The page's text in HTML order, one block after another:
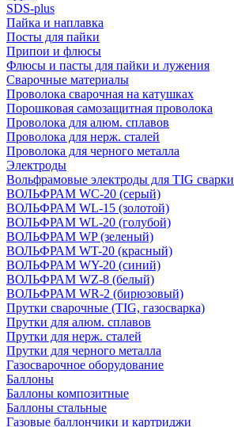
SDS-plus
Пайка и наплавка
Посты для пайки
Припои и флюсы
Флюсы и пасты для пайки и лужения
Сварочные материалы
Проволока сварочная на катушках
Порошковая самозащитная проволока
Проволока для алюм. сплавов
Проволока для нерж. сталей
Проволока для черного металла
Электроды
Вольфрамовые электроды для TIG сварки
ВОЛЬФРАМ WC-20 (серый)
ВОЛЬФРАМ WL-15 (золотой)
ВОЛЬФРАМ WL-20 (голубой)
ВОЛЬФРАМ WP (зеленый)
ВОЛЬФРАМ WT-20 (красный)
ВОЛЬФРАМ WY-20 (синий)
ВОЛЬФРАМ WZ-8 (белый)
ВОЛЬФРАМ WR-2 (бирюзовый)
Прутки сварочные (TIG, газосварка)
Прутки для алюм. сплавов
Прутки для нерж. сталей
Прутки для черного металла
Газосварочное оборудование
Баллоны
Баллоны композитные
Баллоны стальные
Газовые баллончики и картриджи